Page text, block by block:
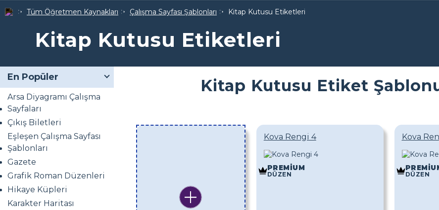
Tüm Öğretmen Kaynakları Çalışma Sayfası Şablonları Kitap Kutusu Etiketleri
Kitap Kutusu Etiketleri
En Popüler
Arsa Diyagramı Çalışma
Sayfaları
Çıkış Biletleri
Eşleşen Çalışma Sayfası
Şablonları
Gazete
Grafik Roman Düzenleri
Hikaye Küpleri
Karakter Haritası
Kitap Kutusu Etiket
Kova Rengi 4
PREMIUM
DÜZEN
Kova
DÜZEN